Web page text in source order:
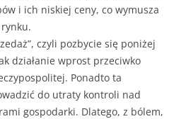
i ich niskiej ceny, co wymusza
czyli pozbycie się poniżej
działanie wprost przeciwko
Ponadto ta
do utraty kontroli nad
gospodarki. Dlatego, z bólem,